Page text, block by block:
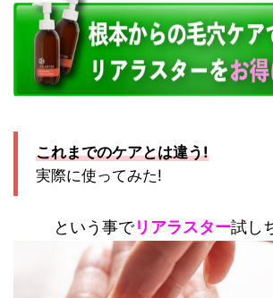
これまでのケアとは違う!
実際に使ってみた!
という事でリアラスター試し